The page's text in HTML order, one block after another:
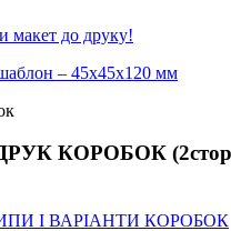
макет до друку!
– 45х45х120 мм
КОРОБОК
І ВАРІАНТИ КОРОБОК